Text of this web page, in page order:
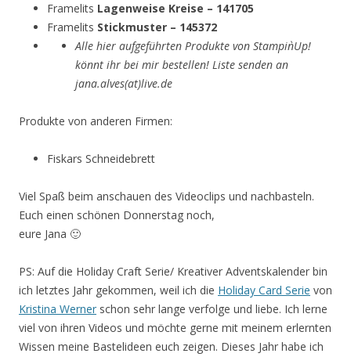
Framelits Lagenweise Kreise – 141705
Framelits Stickmuster – 145372
Alle hier aufgeführten Produkte von Stampin`Up!
könnt ihr bei mir bestellen! Liste senden an
jana.alves(at)live.de
Produkte von anderen Firmen:
Fiskars Schneidebrett
Viel Spaß beim anschauen des Videoclips und nachbasteln.
Euch einen schönen Donnerstag noch,
eure Jana 🙂
PS: Auf die Holiday Craft Serie/ Kreativer Adventskalender bin
ich letztes Jahr gekommen, weil ich die Holiday Card Serie von
Kristina Werner schon sehr lange verfolge und liebe. Ich lerne
viel von ihren Videos und möchte gerne mit meinem erlernten
Wissen meine Bastelideen euch zeigen. Dieses Jahr habe ich